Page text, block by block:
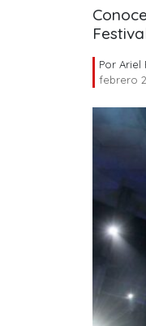
Por Ariel
febrero